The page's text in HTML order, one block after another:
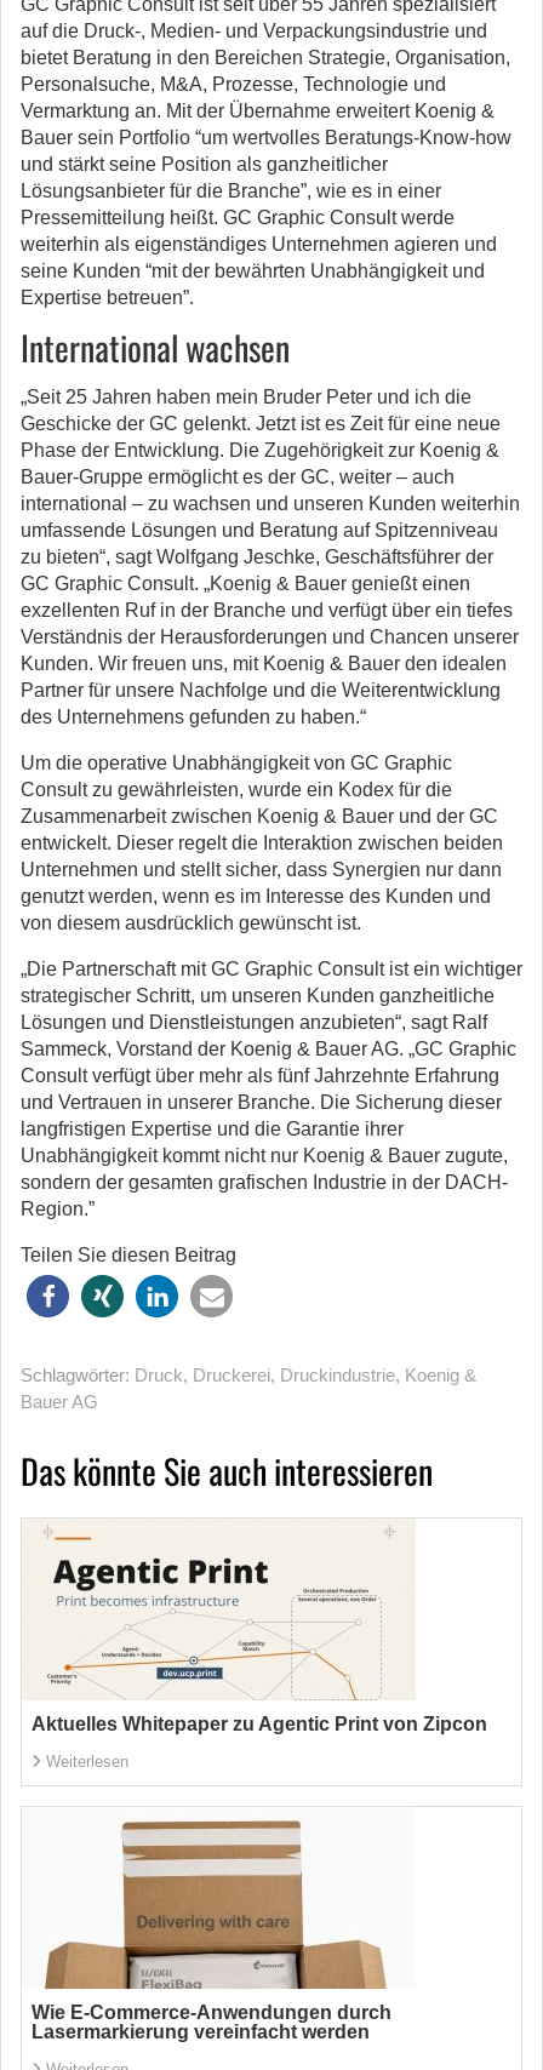
GC Graphic Consult ist seit über 55 Jahren spezialisiert
auf die Druck-, Medien- und Verpackungsindustrie und
bietet Beratung in den Bereichen Strategie, Organisation,
Personalsuche, M&A, Prozesse, Technologie und
Vermarktung an. Mit der Übernahme erweitert Koenig &
Bauer sein Portfolio “um wertvolles Beratungs-Know-how
und stärkt seine Position als ganzheitlicher
Lösungsanbieter für die Branche”, wie es in einer
Pressemitteilung heißt. GC Graphic Consult werde
weiterhin als eigenständiges Unternehmen agieren und
seine Kunden “mit der bewährten Unabhängigkeit und
Expertise betreuen”.
International wachsen
„Seit 25 Jahren haben mein Bruder Peter und ich die
Geschicke der GC gelenkt. Jetzt ist es Zeit für eine neue
Phase der Entwicklung. Die Zugehörigkeit zur Koenig &
Bauer-Gruppe ermöglicht es der GC, weiter – auch
international – zu wachsen und unseren Kunden weiterhin
umfassende Lösungen und Beratung auf Spitzenniveau
zu bieten“, sagt Wolfgang Jeschke, Geschäftsführer der
GC Graphic Consult. „Koenig & Bauer genießt einen
exzellenten Ruf in der Branche und verfügt über ein tiefes
Verständnis der Herausforderungen und Chancen unserer
Kunden. Wir freuen uns, mit Koenig & Bauer den idealen
Partner für unsere Nachfolge und die Weiterentwicklung
des Unternehmens gefunden zu haben.“
Um die operative Unabhängigkeit von GC Graphic
Consult zu gewährleisten, wurde ein Kodex für die
Zusammenarbeit zwischen Koenig & Bauer und der GC
entwickelt. Dieser regelt die Interaktion zwischen beiden
Unternehmen und stellt sicher, dass Synergien nur dann
genutzt werden, wenn es im Interesse des Kunden und
von diesem ausdrücklich gewünscht ist.
„Die Partnerschaft mit GC Graphic Consult ist ein wichtiger
strategischer Schritt, um unseren Kunden ganzheitliche
Lösungen und Dienstleistungen anzubieten“, sagt Ralf
Sammeck, Vorstand der Koenig & Bauer AG. „GC Graphic
Consult verfügt über mehr als fünf Jahrzehnte Erfahrung
und Vertrauen in unserer Branche. Die Sicherung dieser
langfristigen Expertise und die Garantie ihrer
Unabhängigkeit kommt nicht nur Koenig & Bauer zugute,
sondern der gesamten grafischen Industrie in der DACH-
Region.”
Teilen Sie diesen Beitrag
Schlagwörter: Druck, Druckerei, Druckindustrie, Koenig &
Bauer AG
Das könnte Sie auch interessieren
Aktuelles Whitepaper zu Agentic Print von Zipcon
Weiterlesen
Wie E-Commerce-Anwendungen durch
Lasermarkierung vereinfacht werden